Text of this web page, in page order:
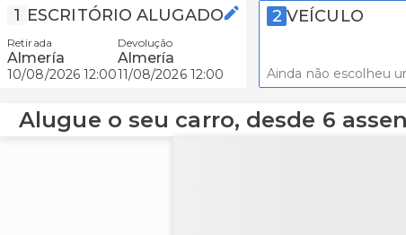
1 ESCRITÓRIO ALUGADO
Retirada
Almería
10/08/2026 12:00
Devolução
Almería
11/08/2026 12:00
2 VEÍCULO
Ainda não escolheu
Alugue o seu carro, desde 6